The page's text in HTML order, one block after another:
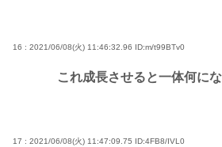
16 : 2021/06/08(火) 11:46:32.96 ID:m/t99BTv0
これ成長させると一体何に
17 : 2021/06/08(火) 11:47:09.75 ID:4FB8/IVL0